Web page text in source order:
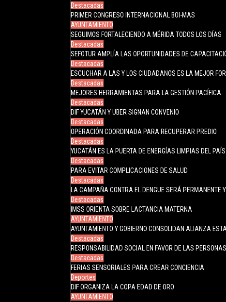
Destacadas
PRIMER CONGRESO INTERNACIONAL BOI-MAS
AYUNTAMIENTO
SEGUIMOS FORTALECIENDO A MÉRIDA TODOS LOS DÍAS
Destacadas
SEFOTUR AMPLÍA LAS OPORTUNIDADES DE
Destacadas
ESCUCHAR A LAS Y LOS CIUDADANOS ES LA MEJOR
Destacadas
MEJORES HERRAMIENTAS PARA LA GESTIÓN PACÍFICA
Destacadas
DIF YUCATÁN Y UBER SIGNAN CONVENIO
Destacadas
OPERACIÓN COORDINADA PARA RECUPERAR PREDIO
Destacadas
YUCATÁN ES LA PUERTA DE ENERGÍAS LIMPIAS DEL PAÍS
Destacadas
PARA EVITAR COMPLICACIONES DE SALUD
Destacadas
LA CAMPAÑA CONTRA EL DENGUE SERÁ PERMANENTE
Destacadas
IMSS ORIENTA SOBRE LACTANCIA MATERNA
AYUNTAMIENTO
AYUNTAMIENTO Y GOBIERNO CONSOLIDAN ALIANZA
Destacadas
RESPONSABILIDAD SOCIAL EN FAVOR DE LAS PERSONAS
Destacadas
FERIAS SENSORIALES PARA CREAR CONCIENCIA
Deportes
DIF ORGANIZA LA COPA EDAD DE ORO
AYUNTAMIENTO